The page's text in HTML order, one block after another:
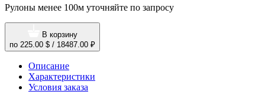
Рулоны менее 100м уточняйте по запросу
В корзину
по 225.00 $ / 18487.00 ₽
Описание
Характеристики
Условия заказа